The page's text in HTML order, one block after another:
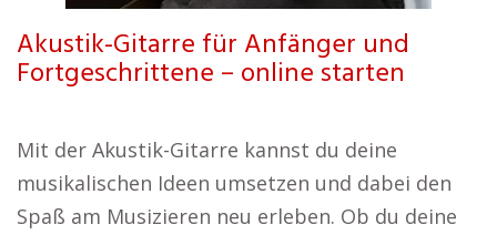
Akustik-Gitarre für Anfänger und
Fortgeschrittene – online starten
Mit der Akustik-Gitarre kannst du deine
musikalischen Ideen umsetzen und dabei den
Spaß am Musizieren neu erleben. Ob du deine